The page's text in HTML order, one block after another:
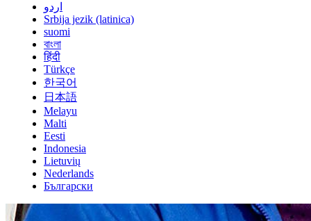
اردو
Srbija jezik (latinica)
suomi
বাংলা
हिंदी
Türkçe
한국어
日本語
Melayu
Malti
Eesti
Indonesia
Lietuvių
Nederlands
Български